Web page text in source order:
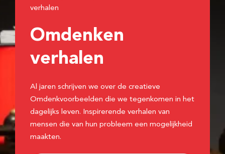
verhalen
Omdenken
verhalen
Al jaren schrijven we over de creatieve
Omdenkvoorbeelden die we tegenkomen in het
dagelijks leven. Inspirerende verhalen van
mensen die van hun probleem een mogelijkheid
maakten.